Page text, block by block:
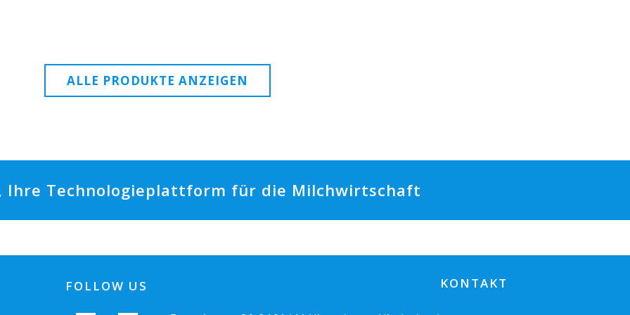
ALLE PRODUKTE ANZEIGEN
Ihre Technologieplattform für die Milchwirtschaft
FOLLOW US KONTAKT